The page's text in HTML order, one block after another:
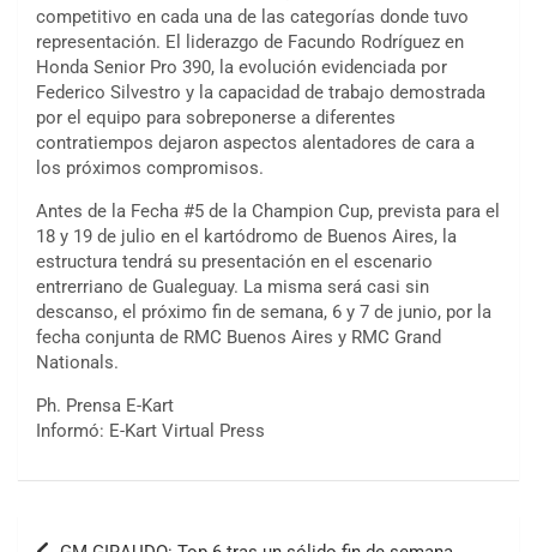
competitivo en cada una de las categorías donde tuvo
representación. El liderazgo de Facundo Rodríguez en
Honda Senior Pro 390, la evolución evidenciada por
Federico Silvestro y la capacidad de trabajo demostrada
por el equipo para sobreponerse a diferentes
contratiempos dejaron aspectos alentadores de cara a
los próximos compromisos.
Antes de la Fecha #5 de la Champion Cup, prevista para el
18 y 19 de julio en el kartódromo de Buenos Aires, la
estructura tendrá su presentación en el escenario
entrerriano de Gualeguay. La misma será casi sin
descanso, el próximo fin de semana, 6 y 7 de junio, por la
fecha conjunta de RMC Buenos Aires y RMC Grand
Nationals.
Ph. Prensa E-Kart
Informó: E-Kart Virtual Press
Navegación
COBERTURA ON-LINE DE E-KART.COM.AR
15/16/17-AGO